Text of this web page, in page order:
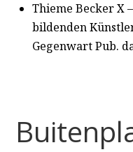
Thieme Becker X
bildenden
Gegenwart Pub.